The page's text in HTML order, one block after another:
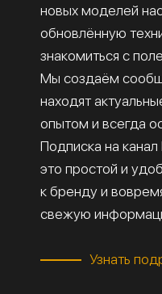
новых моделей
обновлённую
знакомиться с
Мы создаём
находят
опытом и всегда
Подписка на
это простой и
к бренду и
свежую
Узнать